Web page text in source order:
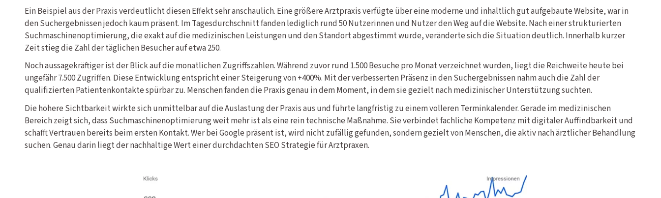
Ein Beispiel aus der Praxis verdeutlicht diesen Effekt sehr anschaulich. Eine größere Arztpraxis verfügte über eine moderne und inhaltlich gut aufgebaute Website, war in
den Suchergebnissen jedoch kaum präsent. Im Tagesdurchschnitt fanden lediglich rund 50 Nutzerinnen und Nutzer den Weg auf die Website. Nach einer strukturierten
Suchmaschinenoptimierung, die exakt auf die medizinischen Leistungen und den Standort abgestimmt wurde, veränderte sich die Situation deutlich. Innerhalb kurzer
Zeit stieg die Zahl der täglichen Besucher auf etwa 250.
Noch aussagekräftiger ist der Blick auf die monatlichen Zugriffszahlen. Während zuvor rund 1.500 Besuche pro Monat verzeichnet wurden, liegt die Reichweite heute bei
ungefähr 7.500 Zugriffen. Diese Entwicklung entspricht einer Steigerung von +400%. Mit der verbesserten Präsenz in den Suchergebnissen nahm auch die Zahl der
qualifizierten Patientenkontakte spürbar zu. Menschen fanden die Praxis genau in dem Moment, in dem sie gezielt nach medizinischer Unterstützung suchten.
Die höhere Sichtbarkeit wirkte sich unmittelbar auf die Auslastung der Praxis aus und führte langfristig zu einem volleren Terminkalender. Gerade im medizinischen
Bereich zeigt sich, dass Suchmaschinenoptimierung weit mehr ist als eine rein technische Maßnahme. Sie verbindet fachliche Kompetenz mit digitaler Auffindbarkeit und
schafft Vertrauen bereits beim ersten Kontakt. Wer bei Google präsent ist, wird nicht zufällig gefunden, sondern gezielt von Menschen, die aktiv nach ärztlicher Behandlung
suchen. Genau darin liegt der nachhaltige Wert einer durchdachten SEO Strategie für Arztpraxen.